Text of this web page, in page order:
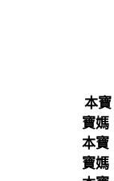
本寶
寶媽
本寶
寶媽